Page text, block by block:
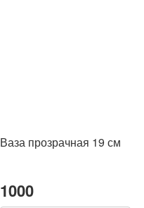
Ваза прозрачная 19 см
1000